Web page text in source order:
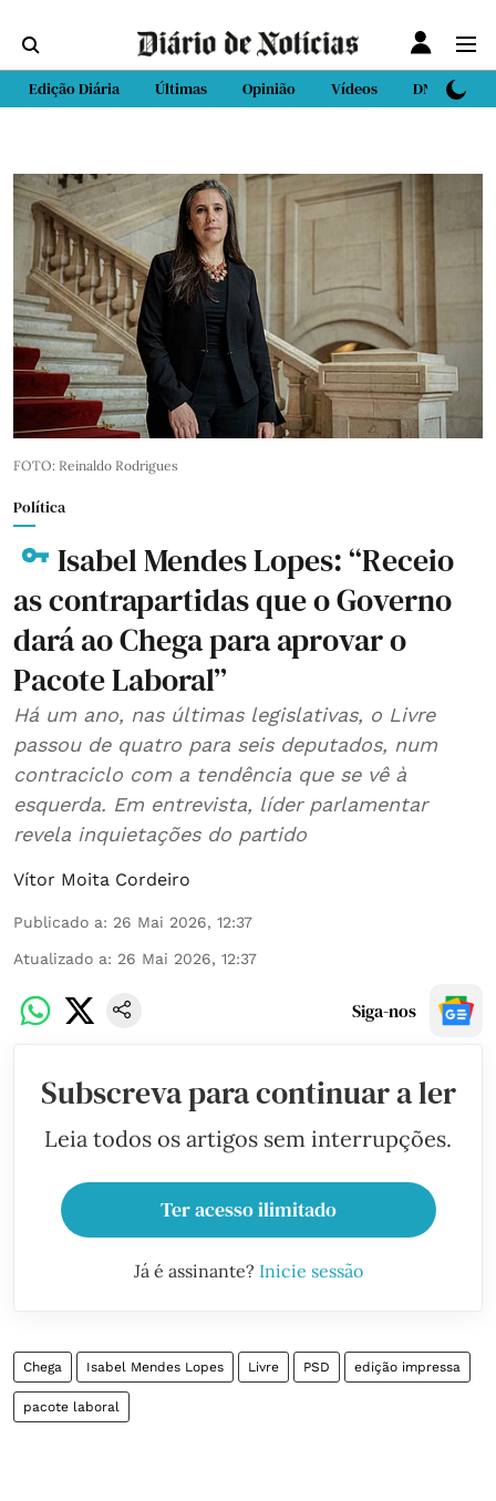
Edição Diária Últimas Opinião Vídeos DN Sport
FOTO: Reinaldo Rodrigues
Política
Isabel Mendes Lopes: “Receio
as contrapartidas que o Governo
dará ao Chega para aprovar o
Pacote Laboral”
Há um ano, nas últimas legislativas, o Livre
passou de quatro para seis deputados, num
contraciclo com a tendência que se vê à
esquerda. Em entrevista, líder parlamentar
revela inquietações do partido
Vítor Moita Cordeiro
Publicado a: 26 Mai 2026, 12:37
Atualizado a: 26 Mai 2026, 12:37
Siga-nos
Subscreva para continuar a ler
Leia todos os artigos sem interrupções.
Ter acesso ilimitado
Já é assinante? Inicie sessão
Chega Isabel Mendes Lopes Livre PSD edição impressa
pacote laboral